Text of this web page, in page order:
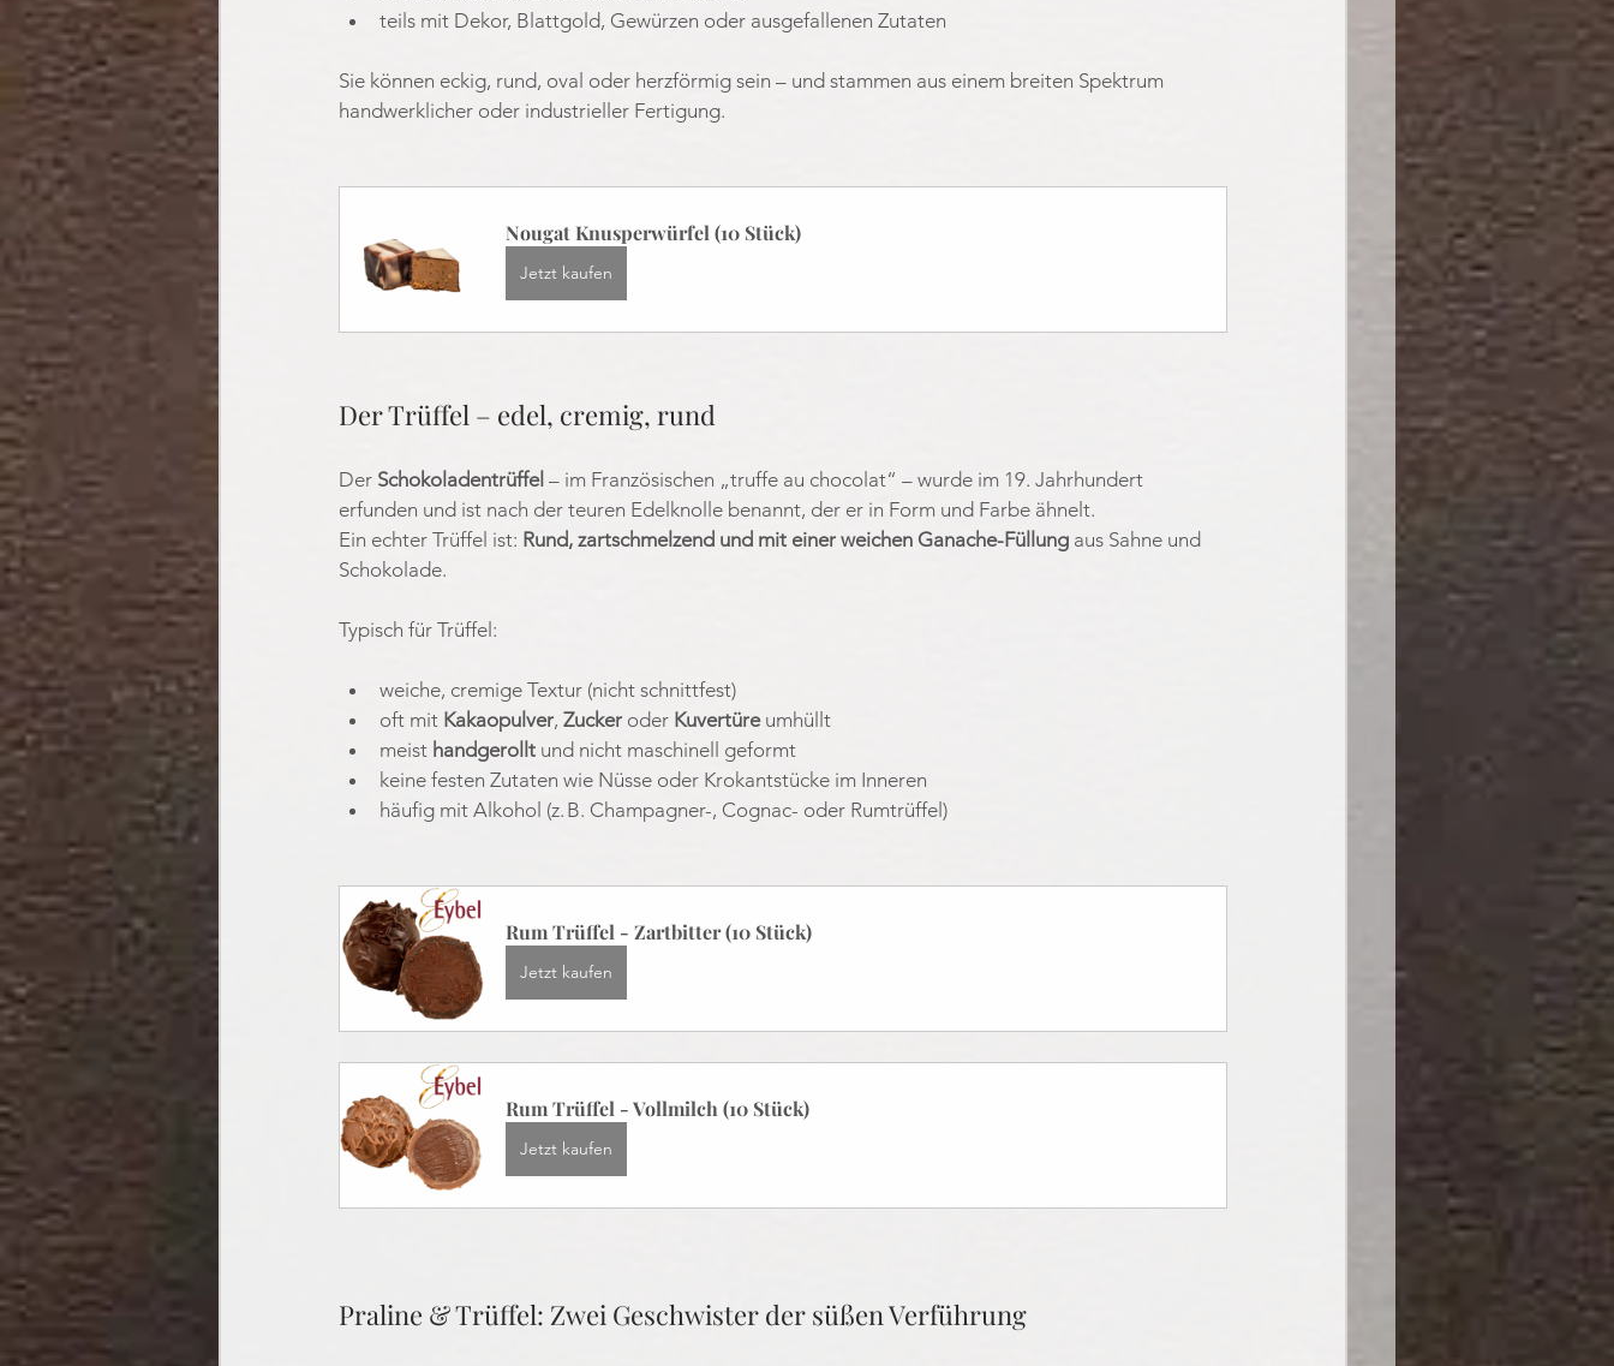
teils mit Dekor, Blattgold, Gewürzen oder ausgefallenen Zutaten
Sie können eckig, rund, oval oder herzförmig sein – und stammen aus einem breiten Spektrum
handwerklicher oder industrieller Fertigung.
Nougat Knusperwürfel (10 Stück)
Jetzt kaufen
Der Trüffel – edel, cremig, rund
Der Schokoladentrüffel – im Französischen „truffe au chocolat“ – wurde im 19. Jahrhundert
erfunden und ist nach der teuren Edelknolle benannt, der er in Form und Farbe ähnelt.
Ein echter Trüffel ist: Rund, zartschmelzend und mit einer weichen Ganache-Füllung aus Sahne und
Schokolade.
Typisch für Trüffel:
weiche, cremige Textur (nicht schnittfest)
oft mit Kakaopulver, Zucker oder Kuvertüre umhüllt
meist handgerollt und nicht maschinell geformt
keine festen Zutaten wie Nüsse oder Krokantstücke im Inneren
häufig mit Alkohol (z. B. Champagner-, Cognac- oder Rumtrüffel)
Rum Trüffel - Zartbitter (10 Stück)
Jetzt kaufen
Rum Trüffel - Vollmilch (10 Stück)
Jetzt kaufen
Praline & Trüffel: Zwei Geschwister der süßen Verführung